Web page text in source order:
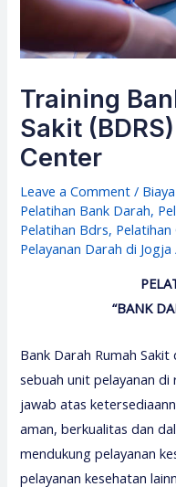
Training
Sakit
Center
Leave a Comment /
Pelatihan Bank Darah,
Pelatihan Bdrs, Pelatihan
Pelayanan Darah di Jogja
“BANK
Bank Darah Rumah
sebuah unit pelayanan
jawab atas
aman, berkualitas dan
mendukung pelayanan
pelayanan kesehatan